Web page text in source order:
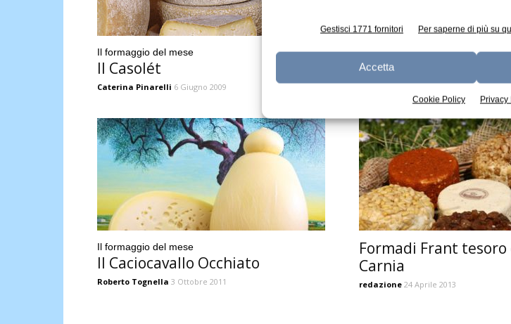
Gestisci 1771 fornitori Per saperne di più su
Accetta
Cookie Policy Privacy
Il formaggio del mese
Il Casolét
Caterina Pinarelli 6 Giugno 2009
Canestrella, un
pasta semidura
Il formaggio del mese
Il Caciocavallo Occhiato
Roberto Tognella 3 Ottobre 2011
Formadi Frant tesoro
Carnia
redazione 24 Aprile 2013